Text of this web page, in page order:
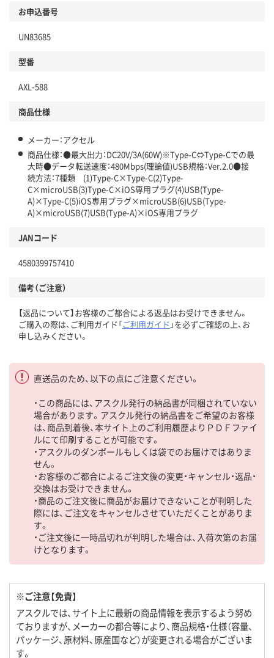
お申込番号
UN83685
型番
AXL-588
商品仕様
メーカー：アクセル
商品仕様：●最大出力：DC20V/3A(60W)※Type-C⇔Type-Cでの最
大時●データ転送速度：480Mbps(理論値)USB規格：Ver.2.0●接
続方法：7種類 (1)Type-C×Type-C(2)Type-
C×microUSB(3)Type-C×iOS専用プラグ(4)USB(Type-
A)×Type-C(5)iOS専用プラグ×microUSB(6)USB(Type-
A)×microUSB(7)USB(Type-A)×iOS専用プラグ
JANコード
4580399757410
備考（ご注意）
【返品について】お客様のご都合による返品はお受けできません。
ご購入の際は、ご利用ガイド「ご利用ガイド 」を必ずご確認の上、お
申し込みください。
直送品のため、以下の点にご注意ください。
・この商品には、アスクル発行の納品書が同梱されていない
場合があります。アスクル発行の納品書をご希望のお客様
は、商品到着後、本サイト上のご利用履歴よりＰＤＦファイ
ルにて印刷することが可能です。
・アスクルのダンボールもしくは袋でのお届けではありま
せん。
・お客様のご都合によるご注文後の変更・キャンセル・返品・
交換はお受けできません。
・商品のご注文後に商品がお届けできないことが判明した
際には、ご注文をキャンセルさせていただくことがありま
す。
・ご注文後に一時品切れが判明した場合は、入荷次第のお届
けとなります。
※ご注意【免責】
アスクルでは、サイト上に最新の商品情報を表示するよう努め
ておりますが、メーカーの都合等により、商品規格・仕様（容量、
パッケージ、原材料、原産国など）が変更される場合がございま
す。